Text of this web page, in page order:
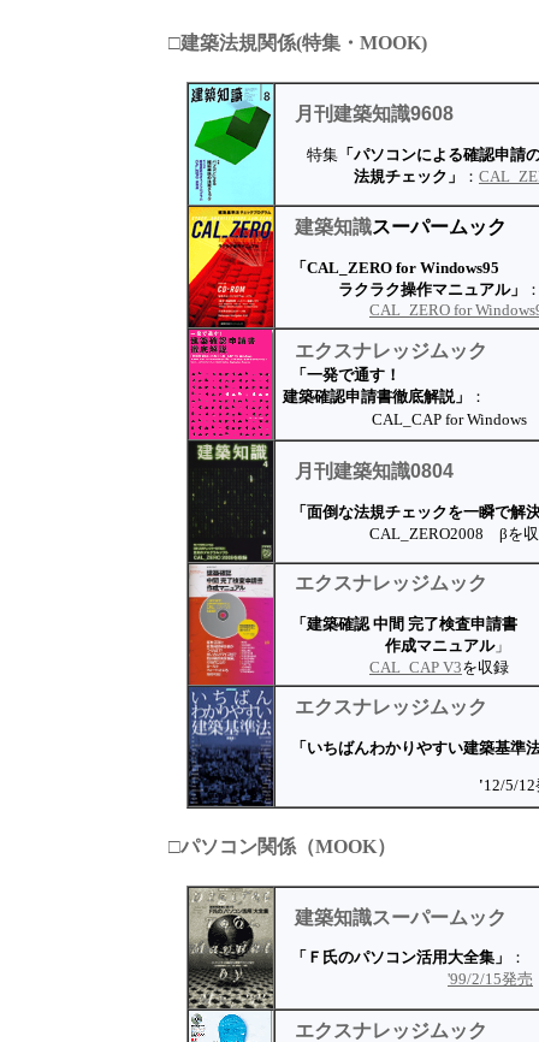
□建築法規関係(特集・MOOK)
月刊建築知識9608
特集 「パソコンによる確認申請
法規チェック」
：
建築知識スーパームック
「CAL_ZERO for Windows95
ラクラク操作マニュアル」
CAL_ZERO for
エクスナレッジムック
「一発で通す！
建築確認申請書徹底解説」
：
CAL_CAP for Windows
月刊建築知識0804
「面倒な法規チェックを一瞬で解
CAL_ZERO2008 βを収
エクスナレッジムック
「建築確認 中間 完了検査申請書
作成マニュアル」
CAL_CAP V3を収録
エクスナレッジムック
「いちばんわかりやすい建築基準
'12/5/
□パソコン関係（MOOK）
建築知識スーパームック
「Ｆ氏のパソコン活用大全集」
：
'99/2/15発売
エクスナレッジムック